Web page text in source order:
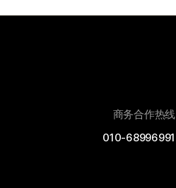
商务合作热线
010-68996991